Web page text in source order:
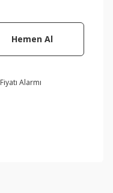
Hemen Al
Fiyatı Alarmı